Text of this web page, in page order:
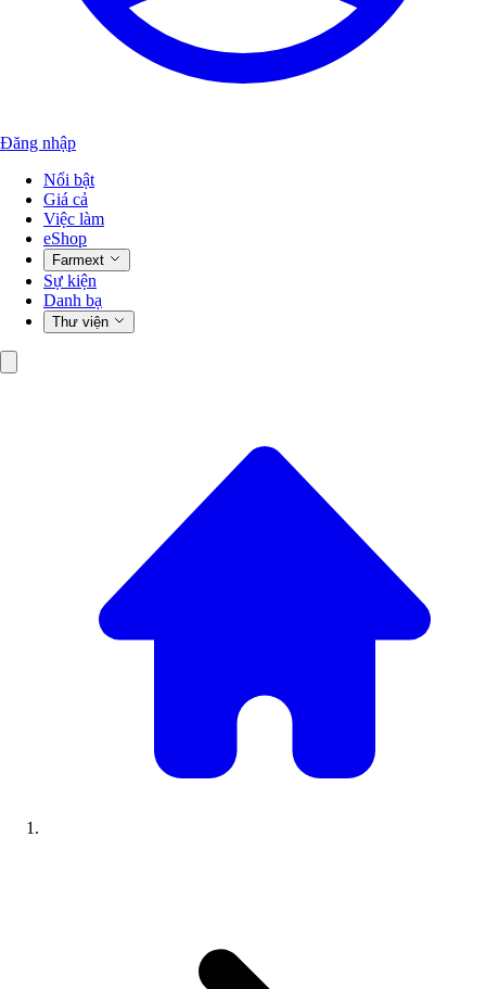
Đăng nhập
Nổi bật
Giá cả
Việc làm
eShop
Farmext
Sự kiện
Danh bạ
Thư viện